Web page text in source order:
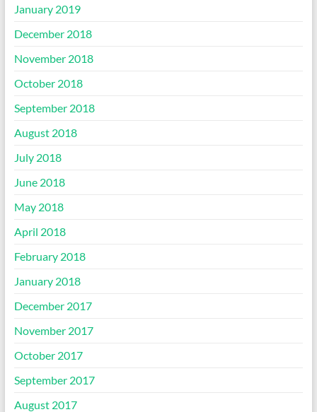
January 2019
December 2018
November 2018
October 2018
September 2018
August 2018
July 2018
June 2018
May 2018
April 2018
February 2018
January 2018
December 2017
November 2017
October 2017
September 2017
August 2017